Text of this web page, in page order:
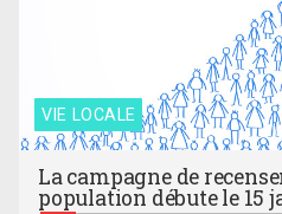
VIE LOCALE
La campagne de
population débute le 15